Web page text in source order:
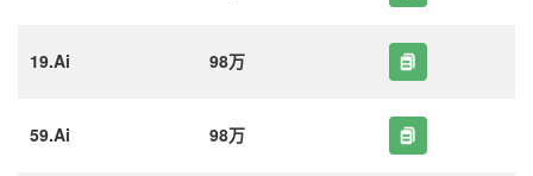
19.Ai 98万
59.Ai 98万